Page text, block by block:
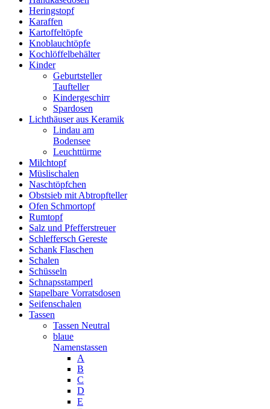
Heringstopf
Karaffen
Kartoffeltöpfe
Knoblauchtöpfe
Kochlöffelbehälter
Kinder
Geburtsteller
Taufteller
Kindergeschirr
Spardosen
Lichthäuser aus Keramik
Lindau am
Bodensee
Leuchttürme
Milchtopf
Müslischalen
Naschtöpfchen
Obstsieb mit Abtropfteller
Ofen Schmortopf
Rumtopf
Salz und Pfefferstreuer
Schleffersch Gereste
Schank Flaschen
Schalen
Schüsseln
Schnapsstamperl
Stapelbare Vorratsdosen
Seifenschalen
Tassen
Tassen Neutral
blaue
Namenstassen
A
B
C
D
E